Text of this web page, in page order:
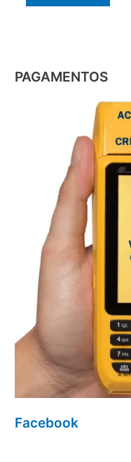
PAGAMENTOS
Facebook